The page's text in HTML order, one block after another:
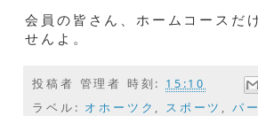
会員の皆さん、ホームコースだ
せんよ。
投稿者 管理者 時刻: 15:10
ラベル: オホーツク , スポーツ , パ